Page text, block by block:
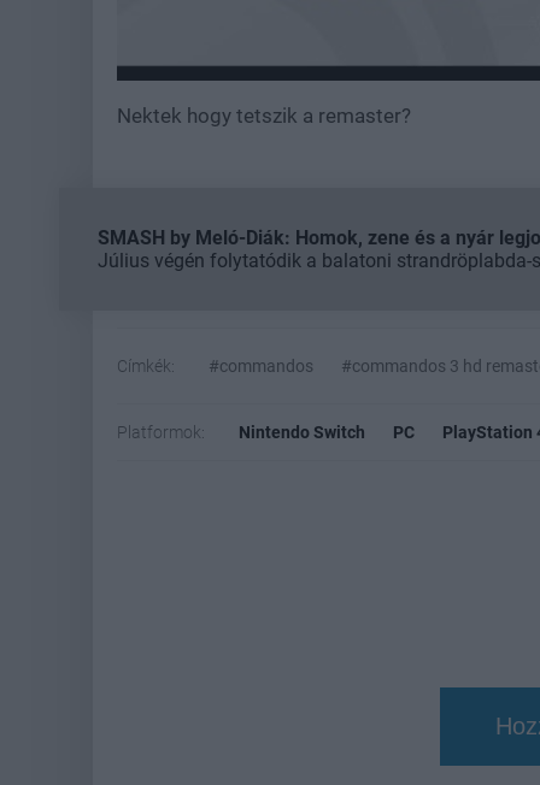
Nektek hogy tetszik a remaster?
SMASH by Meló-Diák: Homok, zene és a nyár
Július végén folytatódik a balatoni strandröplabda-
Címkék: #commandos #commandos 3 hd
Platformok: Nintendo Switch PC PlayStation